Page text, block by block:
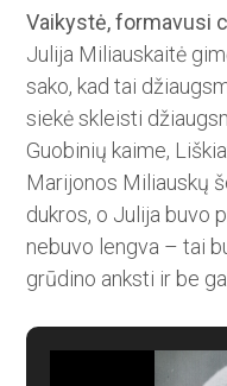
Vaikystė, formavusi
Julija Miliauskaitė
sako, kad tai
siekė skleisti
Guobinių kaime,
Marijonos Miliauskų
dukros, o Julija buvo
nebuvo lengva – tai
grūdino anksti ir be